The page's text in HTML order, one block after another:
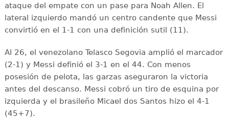
ataque del empate con un pase para Noah Allen. El
lateral izquierdo mandó un centro candente que Messi
convirtió en el 1-1 con una definición sutil (11).
Al 26, el venezolano Telasco Segovia amplió el marcador
(2-1) y Messi definió el 3-1 en el 44. Con menos
posesión de pelota, las garzas aseguraron la victoria
antes del descanso. Messi cobró un tiro de esquina por
izquierda y el brasileño Micael dos Santos hizo el 4-1
(45+7).